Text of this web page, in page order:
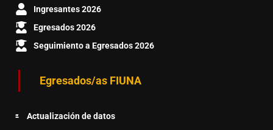
Ingresantes 2026
Egresados 2026
Seguimiento a Egresados 2026
Egresados/as FIUNA
Actualización de datos